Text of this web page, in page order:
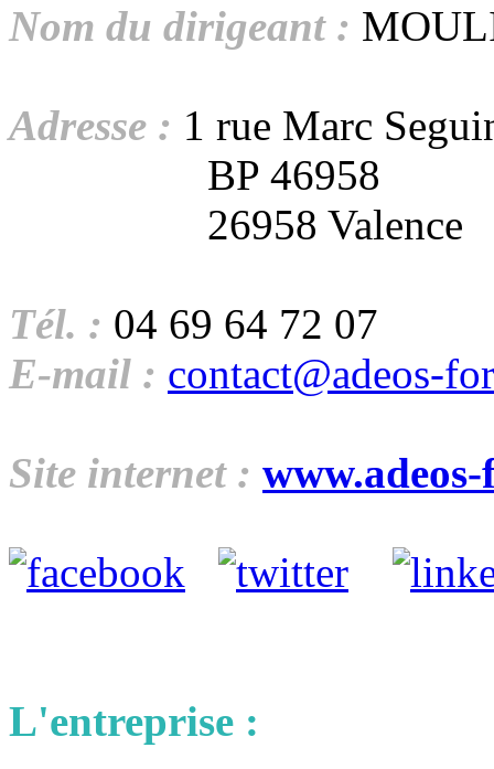
Nom du dirigeant :
Adresse : 1 rue Marc
BP 46958
26958 Valence
Tél. : 04 69 64 72 07
E-mail : contact@adeos-
Site internet :
L'entreprise :